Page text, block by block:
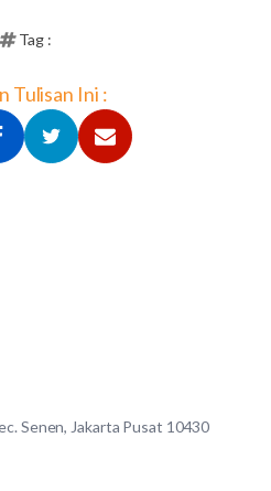
Tag :
Tulisan Ini :
Senen, Jakarta Pusat 10430